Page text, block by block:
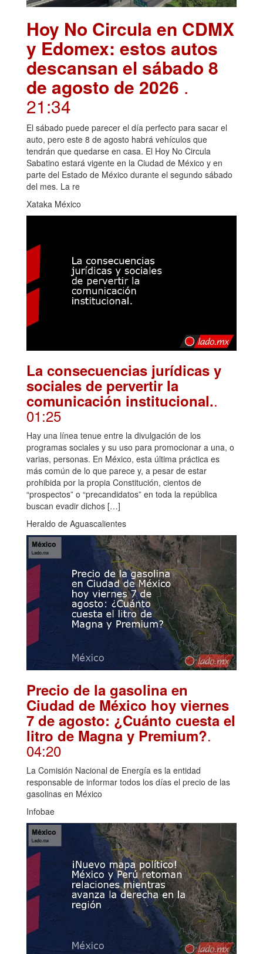
Hoy No Circula en CDMX
y Edomex: estos autos
descansan el sábado 8
de agosto de 2026 .
21:34
El sábado puede parecer el día perfecto para sacar el
auto, pero este 8 de agosto habrá vehículos que
tendrán que quedarse en casa. El Hoy No Circula
Sabatino estará vigente en la Ciudad de México y en
parte del Estado de México durante el segundo sábado
del mes. La re
Xataka México
La consecuencias jurídicas y
sociales de pervertir la
comunicación institucional..
01:25
Hay una línea tenue entre la divulgación de los
programas sociales y su uso para promocionar a una, o
varias, personas. En México, esta última práctica es
más común de lo que parece y, a pesar de estar
prohibida por la propia Constitución, cientos de
“prospectos” o “precandidatos” en toda la república
buscan evadir dichos […]
Heraldo de Aguascalientes
Precio de la gasolina en
Ciudad de México hoy viernes
7 de agosto: ¿Cuánto cuesta el
litro de Magna y Premium?.
04:20
La Comisión Nacional de Energía es la entidad
responsable de informar todos los días el precio de las
gasolinas en México
Infobae